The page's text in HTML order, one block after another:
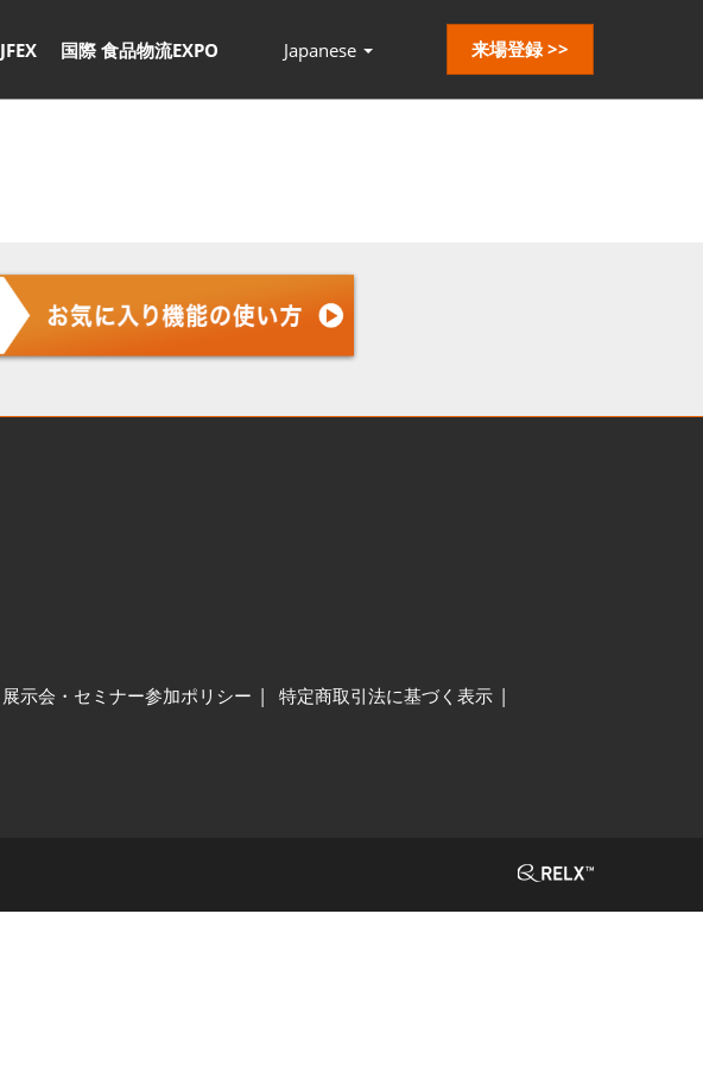
JFEX 国際 食品物流EXPO Japanese 来場登録 >>
展示会・セミナー参加ポリシー
特定商取引法に基づく表示